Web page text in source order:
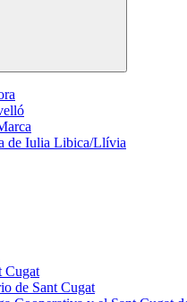
de Iulia Libica/Llívia
Cugat
de Sant Cugat